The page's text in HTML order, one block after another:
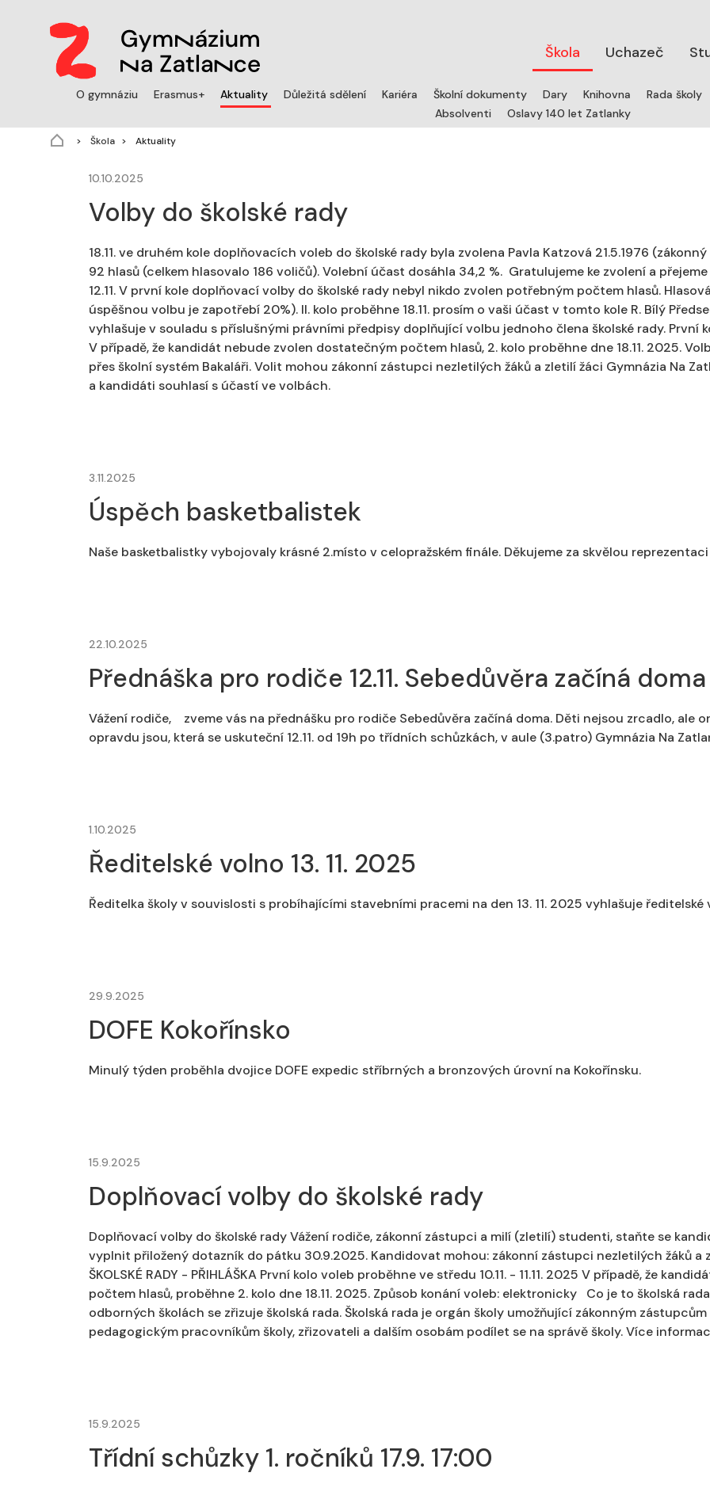
Škola Uchazeč
O gymnáziu Erasmus+ Aktuality (aktuální)
Důležitá sdělení Kariéra Školní dokumenty Dary Knihovna Rada školy
Absolventi
Oslavy 140 let Zatlanky
Škola Aktuality(aktuální)
10.10.2025
Volby do školské rady
18.11. ve druhém kole doplňovacích voleb do školské rady byla zvolena Pavla Katzová 21.5.1976
92 hlasů (celkem hlasovalo 186 voličů). Volební účast dosáhla 34,2 %. Gratulujeme ke zvolení a
12.11. V první kole doplňovací volby do školské rady nebyl nikdo zvolen potřebným počtem hlasů.
úspěšnou volbu je zapotřebí 20%). II. kolo proběhne 18.11. prosím o vaši účast v tomto kole R. Bílý
vyhlašuje v souladu s příslušnými právními předpisy doplňující volbu jednoho člena školské rady. První
V případě, že kandidát nebude zvolen dostatečným počtem hlasů, 2. kolo proběhne dne 18.11. 2025.
přes školní systém Bakaláři. Volit mohou zákonní zástupci nezletilých žáků a zletilí žáci Gymnázia Na
a kandidáti souhlasí s účastí ve volbách.
3.11.2025
Úspěch basketbalistek
Naše basketbalistky vybojovaly krásné 2.místo v celopražském finále. Děkujeme za skvělou
22.10.2025
Přednáška pro rodiče 12.11. Sebedůvěra začíná doma
Vážení rodiče, zveme vás na přednášku pro rodiče Sebedůvěra začíná doma. Děti nejsou zrcadlo, ale
opravdu jsou, která se uskuteční 12.11. od 19h po třídních schůzkách, v aule (3.patro) Gymnázia Na
1.10.2025
Ředitelské volno 13. 11. 2025
Ředitelka školy v souvislosti s probíhajícími stavebními pracemi na den 13. 11. 2025 vyhlašuje ředitelské
29.9.2025
DOFE Kokořínsko
Minulý týden proběhla dvojice DOFE expedic stříbrných a bronzových úrovní na Kokořínsku.
15.9.2025
Doplňovací volby do školské rady
Doplňovací volby do školské rady Vážení rodiče, zákonní zástupci a milí (zletilí) studenti, staňte se
vyplnit přiložený dotazník do pátku 30.9.2025. Kandidovat mohou: zákonní zástupci nezletilých žáků a
ŠKOLSKÉ RADY - PŘIHLÁŠKA První kolo voleb proběhne ve středu 10.11. - 11.11. 2025 V případě, že
počtem hlasů, proběhne 2. kolo dne 18.11. 2025. Způsob konání voleb: elektronicky Co je to školská
odborných školách se zřizuje školská rada. Školská rada je orgán školy umožňující zákonným
pedagogickým pracovníkům školy, zřizovateli a dalším osobám podílet se na správě školy. Více
15.9.2025
Třídní schůzky 1. ročníků 17.9. 17:00